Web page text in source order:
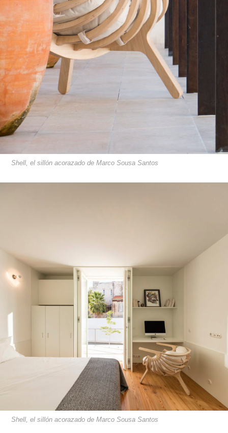
Shell, el sillón acorazado de Marco Sousa Santos
Shell, el sillón acorazado de Marco Sousa Santos